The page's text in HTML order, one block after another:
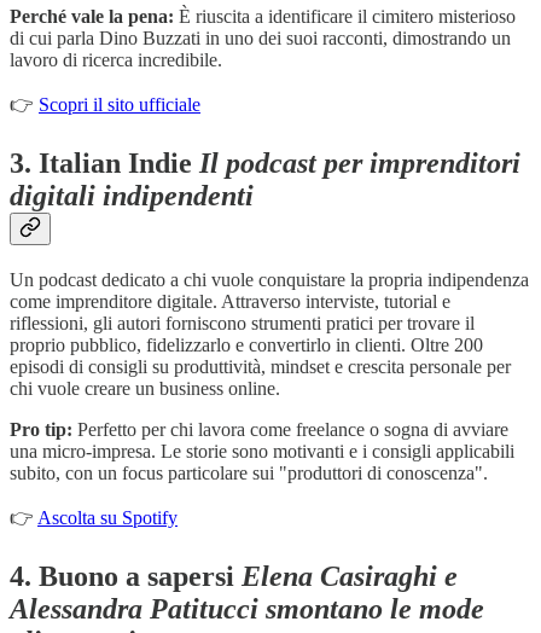
Perché vale la pena: È riuscita a identificare il cimitero misterioso
di cui parla Dino Buzzati in uno dei suoi racconti, dimostrando un
lavoro di ricerca incredibile.
👉 Scopri il sito ufficiale
3. Italian Indie Il podcast per imprenditori
digitali indipendenti
Un podcast dedicato a chi vuole conquistare la propria indipendenza
come imprenditore digitale. Attraverso interviste, tutorial e
riflessioni, gli autori forniscono strumenti pratici per trovare il
proprio pubblico, fidelizzarlo e convertirlo in clienti. Oltre 200
episodi di consigli su produttività, mindset e crescita personale per
chi vuole creare un business online.
Pro tip: Perfetto per chi lavora come freelance o sogna di avviare
una micro-impresa. Le storie sono motivanti e i consigli applicabili
subito, con un focus particolare sui "produttori di conoscenza".
👉 Ascolta su Spotify
4. Buono a sapersi Elena Casiraghi e
Alessandra Patitucci smontano le mode